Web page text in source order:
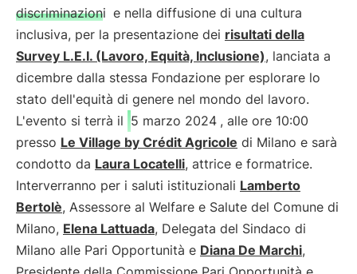
discriminazioni e nella diffusione di una cultura
inclusiva, per la presentazione dei risultati della
Survey L.E.I. (Lavoro, Equità, Inclusione), lanciata a
dicembre dalla stessa Fondazione per esplorare lo
stato dell'equità di genere nel mondo del lavoro.
L'evento si terrà il 5 marzo 2024 , alle ore 10:00
presso Le Village by Crédit Agricole di Milano e sarà
condotto da Laura Locatelli, attrice e formatrice.
Interverranno per i saluti istituzionali Lamberto
Bertolè, Assessore al Welfare e Salute del Comune di
Milano, Elena Lattuada, Delegata del Sindaco di
Milano alle Pari Opportunità e Diana De Marchi,